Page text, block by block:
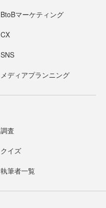
BtoBマーケティング
CX
SNS
メディアプランニング
調査
クイズ
執筆者一覧